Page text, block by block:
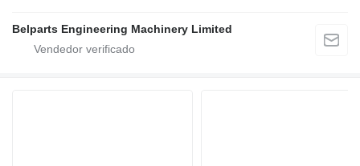
Belparts Engineering Machinery Limited